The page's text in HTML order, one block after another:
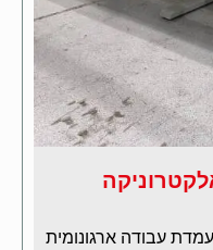
עמדת עבודה ארגונומית